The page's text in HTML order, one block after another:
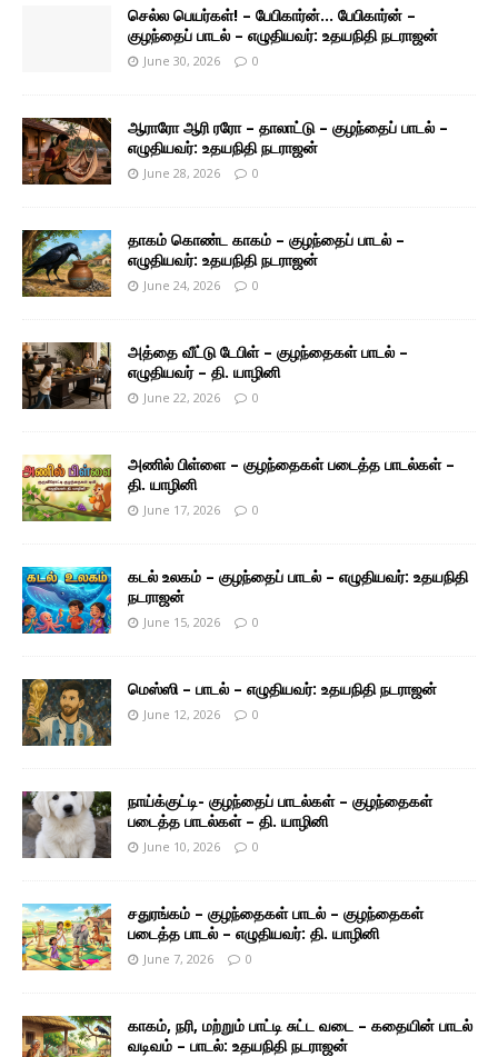
செல்ல பெயர்கள்! – பேபிகார்ன்… பேபிகார்ன் –
குழந்தைப் பாடல் – எழுதியவர்: உதயநிதி நடராஜன்
June 30, 2026 0
ஆராரோ ஆரி ரரோ – தாலாட்டு – குழந்தைப் பாடல் –
எழுதியவர்: உதயநிதி நடராஜன்
June 28, 2026 0
தாகம் கொண்ட காகம் – குழந்தைப் பாடல் –
எழுதியவர்: உதயநிதி நடராஜன்
June 24, 2026 0
அத்தை வீட்டு டேபிள் – குழந்தைகள் பாடல் –
எழுதியவர் – தி. யாழினி
June 22, 2026 0
அணில் பிள்ளை – குழந்தைகள் படைத்த பாடல்கள் –
தி. யாழினி
June 17, 2026 0
கடல் உலகம் – குழந்தைப் பாடல் – எழுதியவர்: உதயநிதி
நடராஜன்
June 15, 2026 0
மெஸ்ஸி – பாடல் – எழுதியவர்: உதயநிதி நடராஜன்
June 12, 2026 0
நாய்க்குட்டி- குழந்தைப் பாடல்கள் – குழந்தைகள்
படைத்த பாடல்கள் – தி. யாழினி
June 10, 2026 0
சதுரங்கம் – குழந்தைகள் பாடல் – குழந்தைகள்
படைத்த பாடல் – எழுதியவர்: தி. யாழினி
June 7, 2026 0
காகம், நரி, மற்றும் பாட்டி சுட்ட வடை – கதையின் பாடல்
வடிவம் – பாடல்: உதயநிதி நடராஜன்